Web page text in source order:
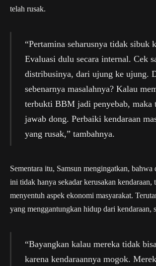
telah rusak.
“Pertamina seharusnya tidak sibuk
Evaluasi dulu secara internal. Cek
distribusinya, dari ujung ke ujung.
sebenarnya masalahnya? Kalau
terbukti BBM jadi penyebab, maka
jawab dong. Perbaiki kendaraan
yang rusak,” tambahnya.
Sementara itu, Samsun mengingatkan, bahwa
ini tidak hanya sekadar kerusakan kendaraan,
menyentuh aspek ekonomi masyarakat.
yang menggantungkan hidup dari kendaraan,
“Bayangkan kalau mereka tidak
karena kendaraannya mogok.